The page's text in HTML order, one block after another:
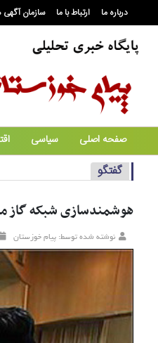
درباره ما ارتباط با ما سازمان آگهی
صفحه اصلی سیاسی
گفتگو
هوشمندسازی شبکه گاز
نوشته شده توسط: پیام خوزستان